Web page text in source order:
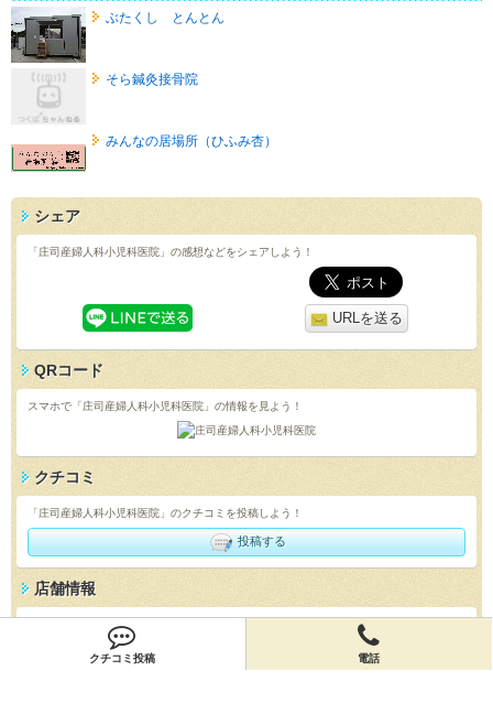
クチコミ投稿 電話
ぶたくし とんとん
そら鍼灸接骨院
みんなの居場所（ひふみ杏）
シェア
「庄司産婦人科小児科医院」の感想などをシェアしよう！
URLを送る
QRコード
スマホで「庄司産婦人科小児科医院」の情報を見よう！
クチコミ
「庄司産婦人科小児科医院」のクチコミを投稿しよう！
投稿する
店舗情報
「庄司産婦人科小児科医院」の店舗情報を編集しよう！